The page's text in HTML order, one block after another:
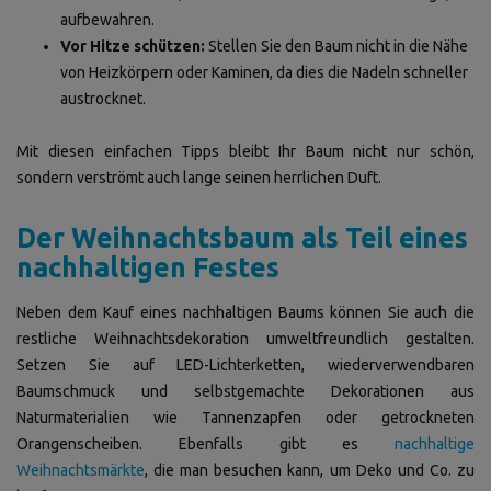
aufbewahren.
Vor Hitze schützen: Stellen Sie den Baum nicht in die Nähe
von Heizkörpern oder Kaminen, da dies die Nadeln schneller
austrocknet.
Mit diesen einfachen Tipps bleibt Ihr Baum nicht nur schön,
sondern verströmt auch lange seinen herrlichen Duft.
Der Weihnachtsbaum als Teil eines
nachhaltigen Festes
Neben dem Kauf eines nachhaltigen Baums können Sie auch die
restliche Weihnachtsdekoration umweltfreundlich gestalten.
Setzen Sie auf LED-Lichterketten, wiederverwendbaren
Baumschmuck und selbstgemachte Dekorationen aus
Naturmaterialien wie Tannenzapfen oder getrockneten
Orangenscheiben. Ebenfalls gibt es nachhaltige
Weihnachtsmärkte, die man besuchen kann, um Deko und Co. zu